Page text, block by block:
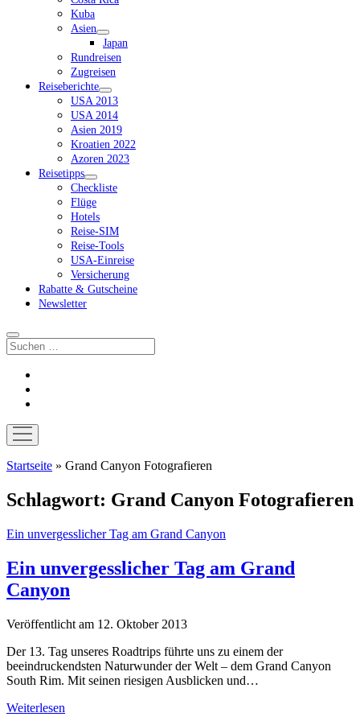
Kuba
Asien
Dropdown-
Menü
öffnen
Japan
Rundreisen
Zugreisen
Reiseberichte
Dropdown-
Menü
öffnen
USA 2013
USA 2014
Asien 2019
Kroatien 2022
Azoren 2023
Reisetipps
Dropdown-
Menü
öffnen
Checkliste
Flüge
Hotels
Reise-SIM
Reise-Tools
USA-Einreise
Versicherung
Rabatte & Gutscheine
Newsletter
Suchen
Menü
öffnen
Startseite » Grand Canyon Fotografieren
Schlagwort: Grand Canyon Fotografieren
Ein unvergesslicher Tag am Grand Canyon
Ein unvergesslicher Tag am Grand
Canyon
Veröffentlicht am 12. Oktober 2013
Der 13. Tag unseres Roadtrips führte uns zu einem der
beeindruckendsten Naturwunder der Welt – dem Grand Canyon
South Rim. Mit seinen riesigen Ausblicken und…
Weiterlesen